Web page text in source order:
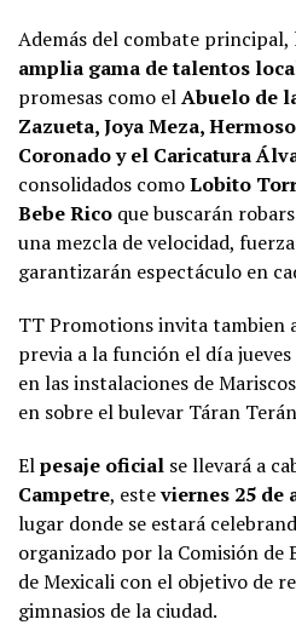
Además del combate
amplia gama de talentos
promesas como elAbuelo de
Zazueta, Joya Meza,
Coronado y el Caricatura
consolidados comoLobito
Bebe Rico que buscarán
una mezcla de velocidad,
garantizarán espectáculo en
TT Promotions invita tambien
previa a la función el día
en las instalaciones de
en sobre el bulevar Táran
Elpesaje oficial se llevará a
Campetre, esteviernes 25 de
lugar donde se estará
organizado por la Comisión de
de Mexicali con el objetivo de
gimnasios de la ciudad.